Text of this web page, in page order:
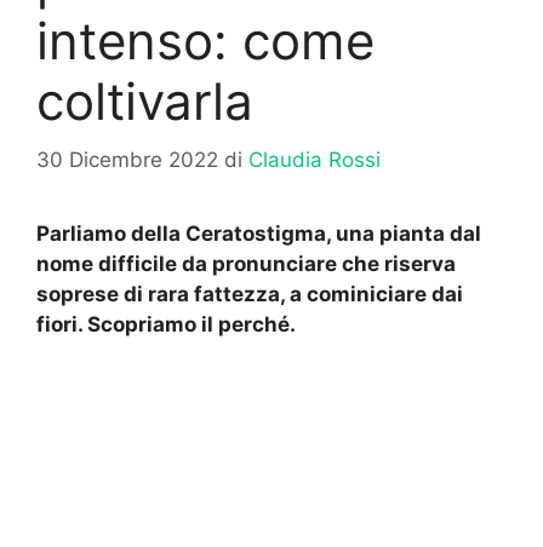
intenso: come
coltivarla
30 Dicembre 2022 di Claudia Rossi
Parliamo della Ceratostigma, una pianta dal
nome difficile da pronunciare che riserva
soprese di rara fattezza, a cominiciare dai
fiori. Scopriamo il perché.